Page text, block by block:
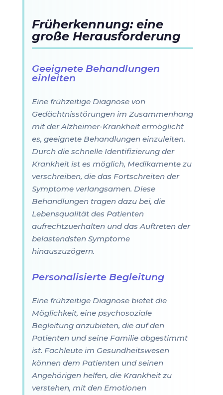
Früherkennung: eine
große Herausforderung
Geeignete Behandlungen
einleiten
Eine frühzeitige Diagnose von
Gedächtnisstörungen im Zusammenhang
mit der Alzheimer-Krankheit ermöglicht
es, geeignete Behandlungen einzuleiten.
Durch die schnelle Identifizierung der
Krankheit ist es möglich, Medikamente zu
verschreiben, die das Fortschreiten der
Symptome verlangsamen. Diese
Behandlungen tragen dazu bei, die
Lebensqualität des Patienten
aufrechtzuerhalten und das Auftreten der
belastendsten Symptome
hinauszuzögern.
Personalisierte Begleitung
Eine frühzeitige Diagnose bietet die
Möglichkeit, eine psychosoziale
Begleitung anzubieten, die auf den
Patienten und seine Familie abgestimmt
ist. Fachleute im Gesundheitswesen
können dem Patienten und seinen
Angehörigen helfen, die Krankheit zu
verstehen, mit den Emotionen